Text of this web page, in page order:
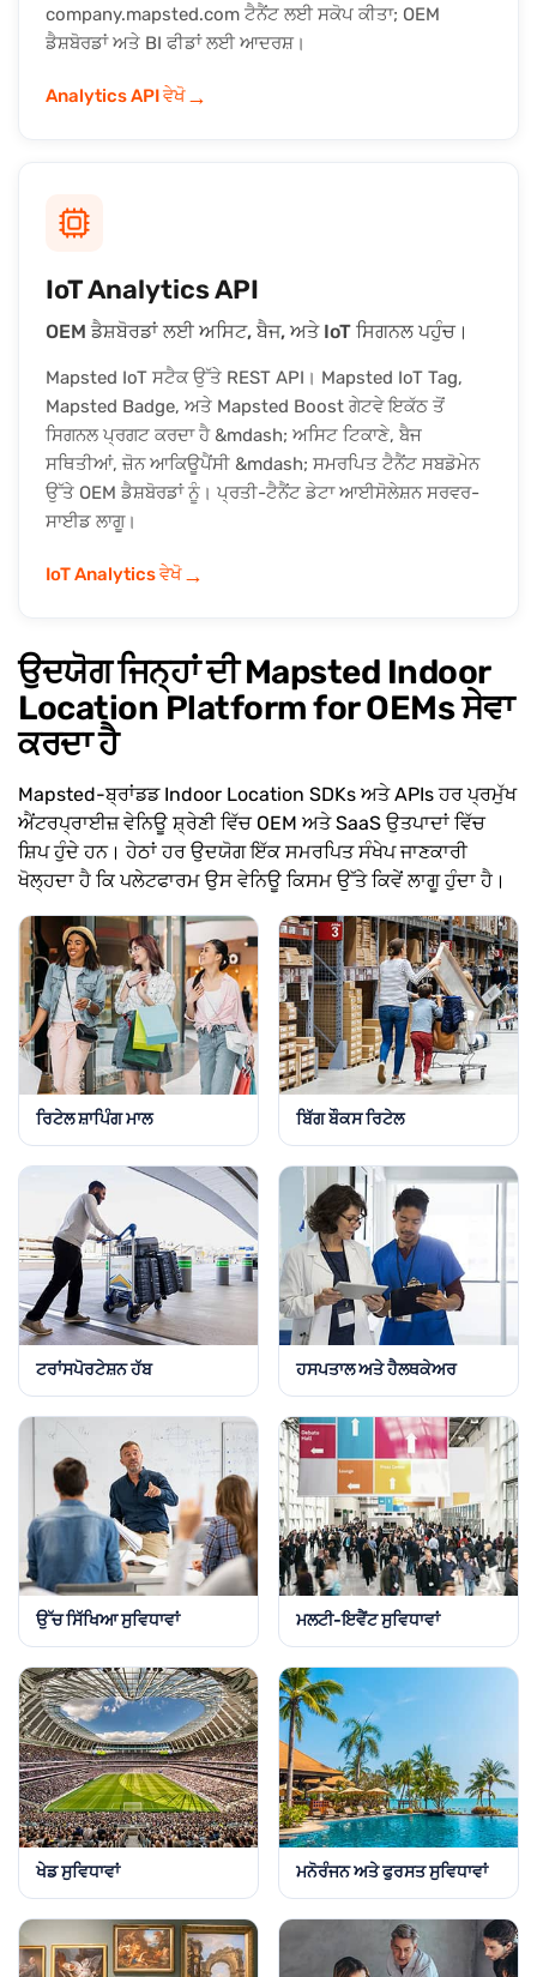
company.mapsted.com ਟੈਨੈਂਟ ਲਈ ਸਕੋਪ ਕੀਤਾ; OEM
ਡੈਸ਼ਬੋਰਡਾਂ ਅਤੇ BI ਫੀਡਾਂ ਲਈ ਆਦਰਸ਼।
Analytics API ਵੇਖੋ→
IoT Analytics API
OEM ਡੈਸ਼ਬੋਰਡਾਂ ਲਈ ਅਸਿਟ, ਬੈਜ, ਅਤੇ IoT ਸਿਗਨਲ ਪਹੁੰਚ।
Mapsted IoT ਸਟੈਕ ਉੱਤੇ REST API। Mapsted IoT Tag,
Mapsted Badge, ਅਤੇ Mapsted Boost ਗੇਟਵੇ ਇਕੱਠ ਤੋਂ
ਸਿਗਨਲ ਪ੍ਰਗਟ ਕਰਦਾ ਹੈ &mdash; ਅਸਿਟ ਟਿਕਾਣੇ, ਬੈਜ
ਸਥਿਤੀਆਂ, ਜ਼ੋਨ ਆਕਿਊਪੈਂਸੀ &mdash; ਸਮਰਪਿਤ ਟੈਨੈਂਟ ਸਬਡੋਮੇਨ
ਉੱਤੇ OEM ਡੈਸ਼ਬੋਰਡਾਂ ਨੂੰ। ਪ੍ਰਤੀ-ਟੈਨੈਂਟ ਡੇਟਾ ਆਈਸੋਲੇਸ਼ਨ ਸਰਵਰ-
ਸਾਈਡ ਲਾਗੂ।
IoT Analytics ਵੇਖੋ→
ਉਦਯੋਗ ਜਿਨ੍ਹਾਂ ਦੀ Mapsted Indoor
Location Platform for OEMs ਸੇਵਾ
ਕਰਦਾ ਹੈ
Mapsted-ਬ੍ਰਾਂਡਡ Indoor Location SDKs ਅਤੇ APIs ਹਰ ਪ੍ਰਮੁੱਖ
ਐਂਟਰਪ੍ਰਾਈਜ਼ ਵੇਨਿਊ ਸ਼੍ਰੇਣੀ ਵਿੱਚ OEM ਅਤੇ SaaS ਉਤਪਾਦਾਂ ਵਿੱਚ
ਸ਼ਿਪ ਹੁੰਦੇ ਹਨ। ਹੇਠਾਂ ਹਰ ਉਦਯੋਗ ਇੱਕ ਸਮਰਪਿਤ ਸੰਖੇਪ ਜਾਣਕਾਰੀ
ਖੋਲ੍ਹਦਾ ਹੈ ਕਿ ਪਲੇਟਫਾਰਮ ਉਸ ਵੇਨਿਊ ਕਿਸਮ ਉੱਤੇ ਕਿਵੇਂ ਲਾਗੂ ਹੁੰਦਾ ਹੈ।
ਰਿਟੇਲ ਸ਼ਾਪਿੰਗ ਮਾਲ ਬਿੱਗ ਬੌਕਸ ਰਿਟੇਲ
ਟਰਾਂਸਪੋਰਟੇਸ਼ਨ ਹੱਬ ਹਸਪਤਾਲ ਅਤੇ ਹੈਲਥਕੇਅਰ
ਉੱਚ ਸਿੱਖਿਆ ਸੁਵਿਧਾਵਾਂ ਮਲਟੀ-ਇਵੈਂਟ ਸੁਵਿਧਾਵਾਂ
ਖੇਡ ਸੁਵਿਧਾਵਾਂ ਮਨੋਰੰਜਨ ਅਤੇ ਫੁਰਸਤ ਸੁਵਿਧਾਵਾਂ